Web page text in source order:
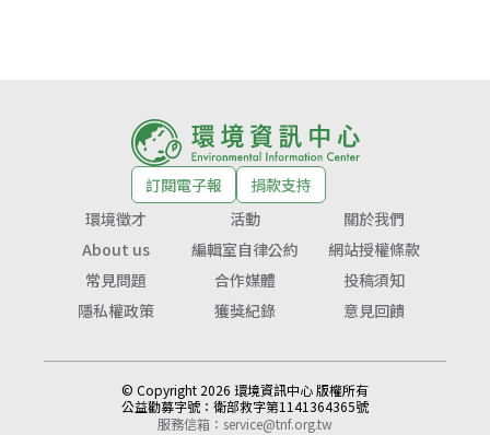
訂閱電子報
捐款支持
環境徵才
活動
關於我們
About us
編輯室自律公約
網站授權條款
常見問題
合作媒體
投稿須知
隱私權政策
獲獎紀錄 意見回饋
© Copyright 2026 環境資訊中心 版權所有
公益勸募字號： 衛部救字第1141364365號
服務信箱： service@tnf.org.tw